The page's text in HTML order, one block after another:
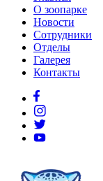
О зоопарке
Новости
Сотрудники
Отделы
Галерея
Контакты